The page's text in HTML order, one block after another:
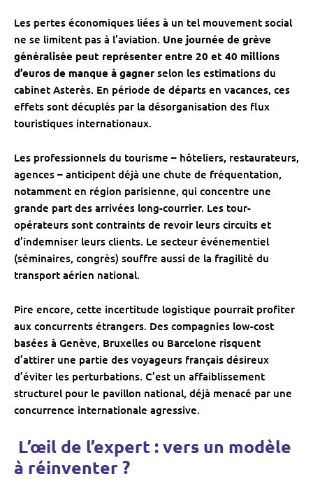
Les pertes économiques liées à un tel mouvement social
ne se limitent pas à l’aviation. Une journée de grève
généralisée peut représenter entre 20 et 40 millions
d’euros de manque à gagner selon les estimations du
cabinet Asterès. En période de départs en vacances, ces
effets sont décuplés par la désorganisation des flux
touristiques internationaux.
Les professionnels du tourisme – hôteliers, restaurateurs,
agences – anticipent déjà une chute de fréquentation,
notamment en région parisienne, qui concentre une
grande part des arrivées long-courrier. Les tour-
opérateurs sont contraints de revoir leurs circuits et
d’indemniser leurs clients. Le secteur événementiel
(séminaires, congrès) souffre aussi de la fragilité du
transport aérien national.
Pire encore, cette incertitude logistique pourrait profiter
aux concurrents étrangers. Des compagnies low-cost
basées à Genève, Bruxelles ou Barcelone risquent
d’attirer une partie des voyageurs français désireux
d’éviter les perturbations. C’est un affaiblissement
structurel pour le pavillon national, déjà menacé par une
concurrence internationale agressive.
️ L’œil de l’expert : vers un modèle
à réinventer ?